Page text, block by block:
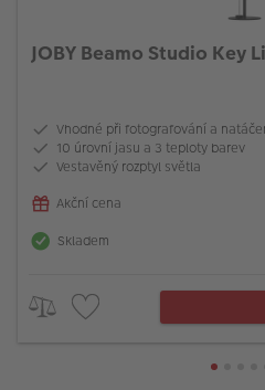
JOBY Beamo Studio Key
Vhodné při fotografování a
10 úrovní jasu a 3 teploty barev
Vestavěný rozptyl světla
Akční cena
Skladem